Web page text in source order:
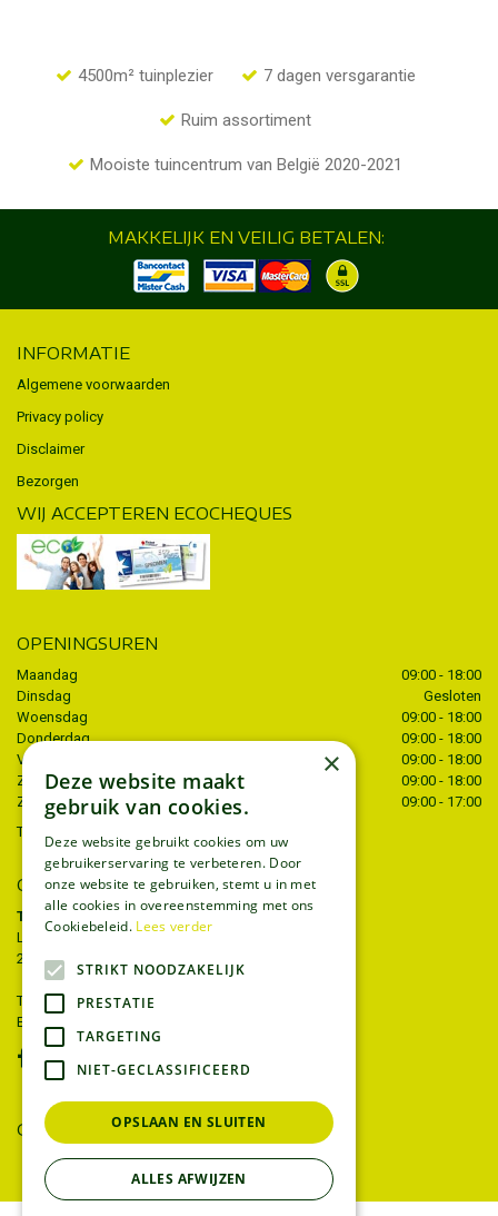
4500m² tuinplezier 7 dagen versgarantie
Ruim assortiment
Mooiste tuincentrum van België 2020-2021
MAKKELIJK EN VEILIG BETALEN:
INFORMATIE
Algemene voorwaarden
Privacy policy
Disclaimer
Bezorgen
WIJ ACCEPTEREN ECOCHEQUES
OPENINGSUREN
Maandag
09:00 - 18:00
Dinsdag
Gesloten
Woensdag
09:00 - 18:00
Donderdag
09:00 - 18:00
Vrijdag
09:00 - 18:00
Zaterdag
09:00 - 18:00
Zondag
09:00 - 17:00
Toon alle openingstijden
CONTACT
Tuincentrum Thiels
Liersesteenweg 68
2221 Heist-op-den-berg
T.
015 22 27 52
E.
GEEF UW MENING
×
Deze website maakt
gebruik van cookies.
Deze website gebruikt cookies om uw
gebruikerservaring te verbeteren. Door
onze website te gebruiken, stemt u in met
alle cookies in overeenstemming met ons
Cookiebeleid. Lees verder
STRIKT NOODZAKELIJK
PRESTATIE
TARGETING
NIET-GECLASSIFICEERD
OPSLAAN EN SLUITEN
ALLES AFWIJZEN